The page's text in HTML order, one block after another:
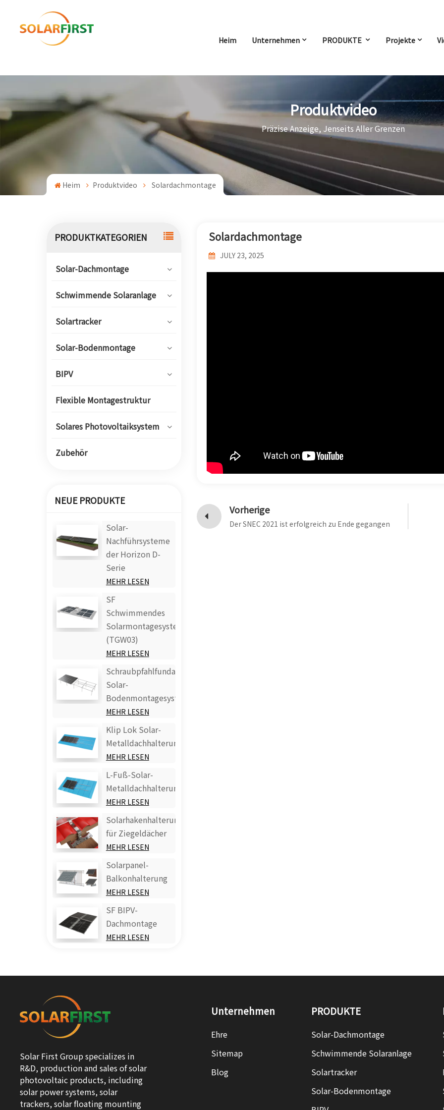
Heim Unternehmen PRODUKTE Projekte
Produktvideo
Präzise Anzeige, Jenseits Aller Grenzen
Heim Produktvideo Solardachmontage
PRODUKTKATEGORIEN
Solar-Dachmontage
Schwimmende Solaranlage
Solartracker
Solar-Bodenmontage
BIPV
Flexible Montagestruktur
Solares Photovoltaiksystem
Zubehör
NEUE PRODUKTE
Solar-
Nachführsysteme
der Horizon D-
Serie
MEHR LESEN
SF
Schwimmendes
Solarmontagesystem
(TGW03)
MEHR LESEN
Schraubpfahlfundament
Solar-
Bodenmontagesystem
MEHR LESEN
Klip Lok Solar-
Metalldachhalterung
MEHR LESEN
L-Fuß-Solar-
Metalldachhalterung
MEHR LESEN
Solarhakenhalterung
für Ziegeldächer
MEHR LESEN
Solarpanel-
Balkonhalterung
MEHR LESEN
SF BIPV-
Dachmontage
MEHR LESEN
Solardachmontage
JULY 23, 2025
Vorherige
Der SNEC 2021 ist erfolgreich zu Ende gegangen
Solar First Group specializes in
R&D, production and sales of solar
photovoltaic products, including
solar power systems, solar
trackers, solar floating mounting
Unternehmen
Ehre
Sitemap
Blog
PRODUKTE
Solar-Dachmontage
Schwimmende Solaranlage
Solartracker
Solar-Bodenmontage